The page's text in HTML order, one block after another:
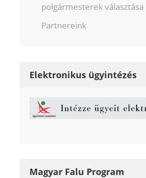
polgármesterek választása
Partnereink
Elektronikus ügyintézés
Magyar Falu Program